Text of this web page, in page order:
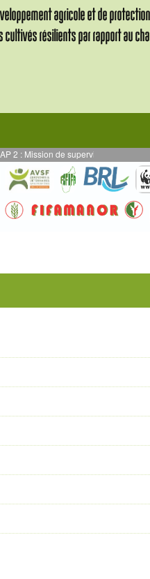
de supervision des activités en